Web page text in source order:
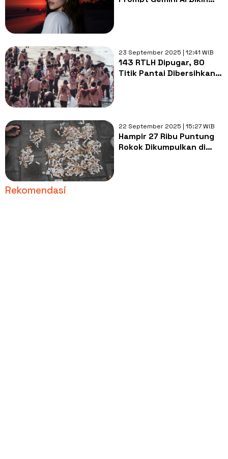
23 September 2025 | 12:41 WIB
143 RTLH Dipugar, 80
Titik Pantai Dibersihkan:
22 September 2025 | 15:27 WIB
Hampir 27 Ribu Puntung
Rokok Dikumpulkan di
Rekomendasi